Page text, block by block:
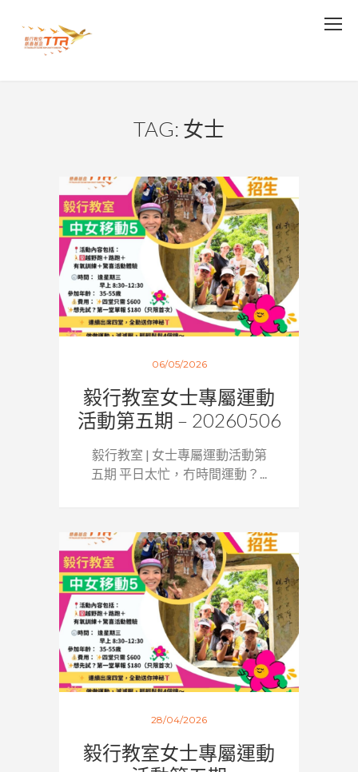
TAG: 女士
06/05/2026
毅行教室女士專屬運動
活動第五期 – 20260506
毅行教室 | 女士專屬運動活動第
五期 平日太忙，冇時間運動？...
28/04/2026
毅行教室女士專屬運動